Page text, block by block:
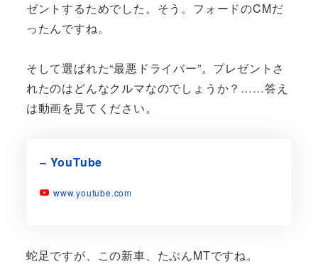
ゼントするためでした。そう。フォードのCMだ
ったんですね。
そして選ばれた“最悪ドライバー”。プレゼントさ
れたのはどんなクルマなのでしょうか？……答え
は動画を見てください。
– YouTube
www.youtube.com
蛇足ですが、この新車、たぶんMTですね。